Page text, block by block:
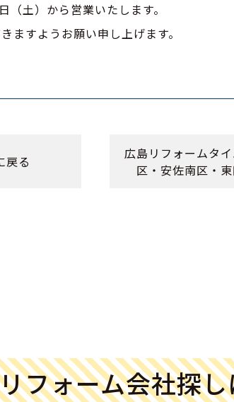
土）から営業いたします。
ますようお願い申し上げます。
戻る
広島リフォームタ
区・安佐南区・
リフォーム会社探